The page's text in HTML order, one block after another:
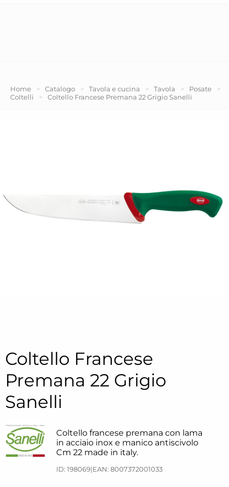
Home > Catalogo > Tavola e cucina > Tavola > Posate
>
Coltelli
> Coltello Francese Premana 22 Grigio Sanelli
Coltello Francese
Premana 22 Grigio
Sanelli
Coltello francese premana con lama
in acciaio inox e manico antiscivolo
Cm 22 made in italy.
ID: 198069|EAN: 8007372001033